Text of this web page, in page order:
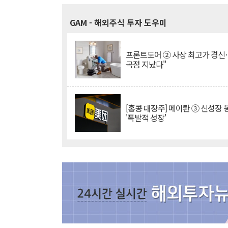
GAM - 해외주식 투자 도우미
프론트도어 ② 사상 최고가 경
곡점 지났다"
[홍콩 대장주] 메이퇀 ③ 신성장
'폭발적 성장'